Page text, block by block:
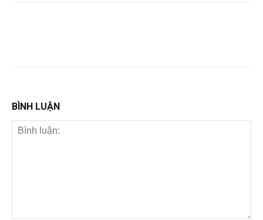
BÌNH LUẬN